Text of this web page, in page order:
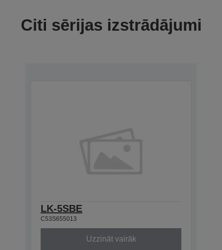
Citi sērijas izstrādājumi
LK-5SBE
C53S655013
Uzzināt vairāk